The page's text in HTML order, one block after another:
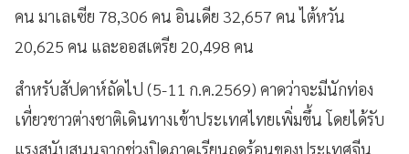
คน มาเลเซีย 78,306 คน อินเดีย 32,657 คน ไต้หวัน
20,625 คน และออสเตรีย 20,498 คน
สำหรับสัปดาห์ถัดไป (5-11 ก.ค.2569) คาดว่าจะมีนักท่อง
เที่ยวชาวต่างชาติเดินทางเข้าประเทศไทยเพิ่มขึ้น โดยได้รับ
แรงสนับสนุนจากช่วงปิดภาคเรียนฤดูร้อนของประเทศจีน